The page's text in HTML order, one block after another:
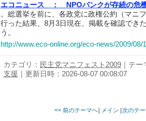
エコニュース ：
NPOバンクが存続の危
。総選挙を前に、各政党に政権公約（マニ
行った結果、8月3日現在、掲載を確認でき
う。
http://www.eco-online.org/eco-news/2009/08/
カテゴリ： 民主党マニフェスト2009 ｜テー
支援 ｜更新日時：2026-08-07 00:08:07
<< 前のテーマへ メイン 次のテ